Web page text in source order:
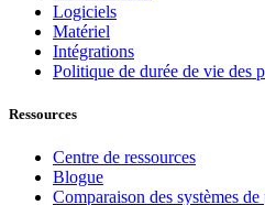
Logiciels
Matériel
Intégrations
Politique de durée de vie des
Ressources
Centre de ressources
Blogue
Comparaison des systèmes